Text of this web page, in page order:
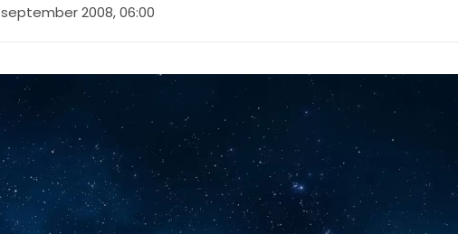
september 2008, 06:00